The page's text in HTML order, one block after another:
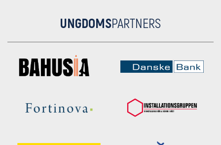
UNGDOMSPARTNERS